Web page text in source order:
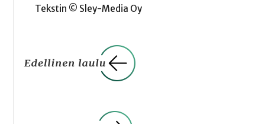
Tekstin © Sley-Media Oy